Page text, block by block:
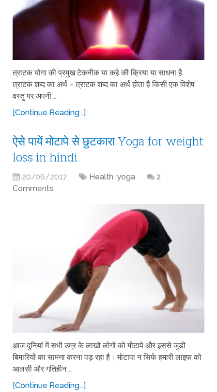
त्राटक योगा की प्रमुख टेकनीक या कहे की क्रिया या साधना है.
त्राटक शब्द का अर्थ – त्राटक शब्द का अर्थ होता है किसी एक विशेष
वस्तु पर अपनी …
[Continue Reading...]
ऐसे पायें मोटापे से छुटकारा Yoga for weight
loss in hindi
20/06/2017 Health, yoga
2
Comments
आज दुनियां में सभी उम्र के लाखों लोगों को मोटापे और इससे जुडी
बिमारियों का सामना करना पड़ रहा है। मोटापा न सिर्फ हमारी लाइफ को
आलसी और गतिहीन …
[Continue Reading...]